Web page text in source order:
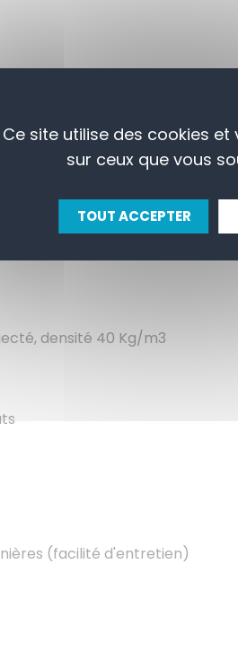
APERÇU
extérieur et dessous
densité 40 Kg/m3
(facilité d'entretien)
Ce site utilise des cookies
sur ceux que vous
TOUT ACCEPTER